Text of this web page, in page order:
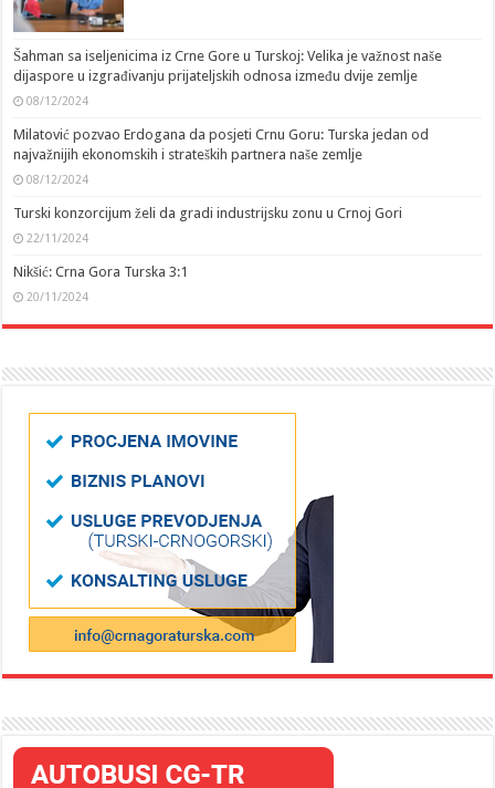
Šahman sa iseljenicima iz Crne Gore u Turskoj: Velika je važnost naše
dijaspore u izgrađivanju prijateljskih odnosa između dvije zemlje
08/12/2024
Milatović pozvao Erdogana da posjeti Crnu Goru: Turska jedan od
najvažnijih ekonomskih i strateških partnera naše zemlje
08/12/2024
Turski konzorcijum želi da gradi industrijsku zonu u Crnoj Gori
22/11/2024
Nikšić: Crna Gora Turska 3:1
20/11/2024